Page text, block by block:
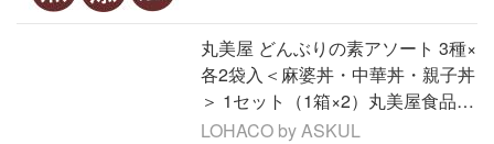
丸美屋 どんぶりの素アソート 3種×
各2袋入＜麻婆丼・中華丼・親子丼
＞ 1セット（1箱×2）丸美屋食品工
業 レトルト
LOHACO by ASKUL